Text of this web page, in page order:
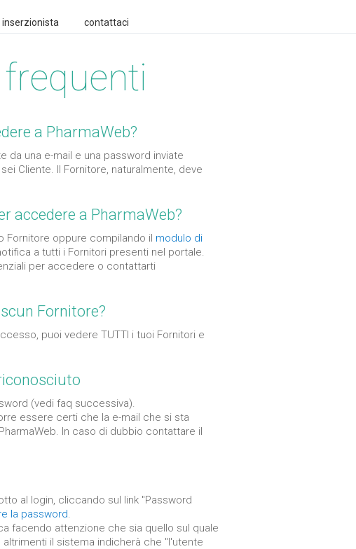
contattaci
a PharmaWeb?
una e-mail e una password inviate
Cliente. Il Fornitore, naturalmente, deve
accedere a PharmaWeb?
Fornitore oppure compilando il modulo di
a tutti i Fornitori presenti nel portale.
per accedere o contattarti
Fornitore?
puoi vedere TUTTI i tuoi Fornitori e
(vedi faq successiva).
essere certi che la e-mail che si sta
In caso di dubbio contattare il
al login, cliccando sul link "Password
la password.
facendo attenzione che sia quello sul quale
il sistema indicherà che "l'utente